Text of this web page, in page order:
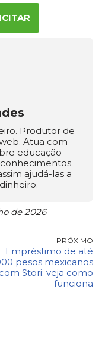
Produtor de
Atua com
educação
ajudá-las a
de 2026
PRÓXIMO
Empréstimo de até
pesos mexicanos
com Stori: veja como
funciona